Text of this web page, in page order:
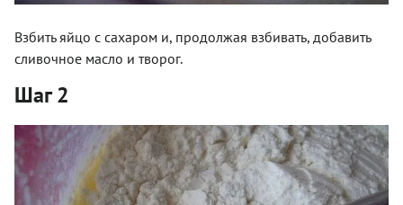
Взбить яйцо с сахаром и, продолжая взбивать, добавить
сливочное масло и творог.
Шаг 2